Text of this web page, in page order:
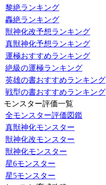
黎絶ランキング
轟絶ランキング
獣神化改予想ランキング
真獣神化予想ランキング
運極おすすめランキング
絶級の運極ランキング
英雄の書おすすめランキング
戦型の書おすすめランキング
モンスター評価一覧
全モンスター評価図鑑
真獣神化モンスター
獣神化改モンスター
獣神化モンスター
星6モンスター
星5モンスター